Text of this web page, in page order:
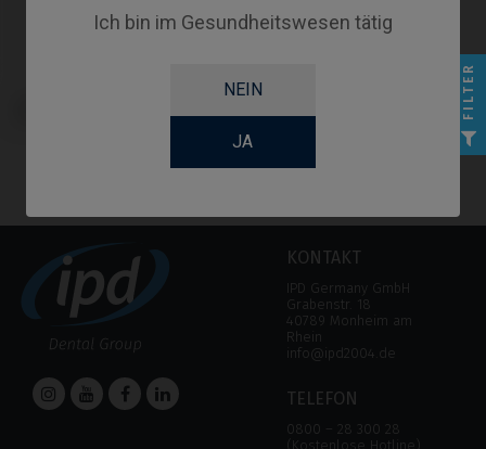
Ich bin im Gesundheitswesen tätig
NEIN
JA
KONTAKT
IPD Germany GmbH
Grabenstr. 18
40789 Monheim am
Rhein
info@ipd2004.de
TELEFON
0800 – 28 300 28
(Kostenlose Hotline)
FILTER